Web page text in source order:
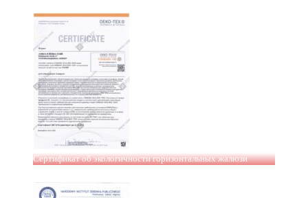
Сертификат об экологичности горизонтальных жалюзи